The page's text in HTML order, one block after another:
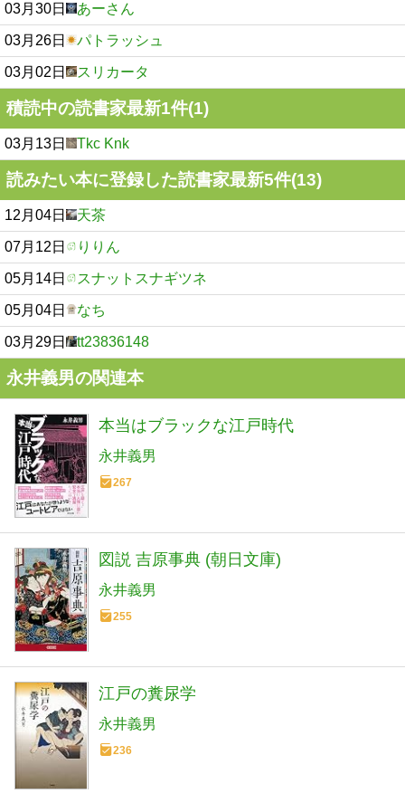
03月30日 あーさん
03月26日 パトラッシュ
03月02日 スリカータ
積読中の読書家最新1件(1)
03月13日 Tkc Knk
読みたい本に登録した読書家最新5件(13)
12月04日 天茶
07月12日 りりん
05月14日 スナットスナギツネ
05月04日 なち
03月29日 tt23836148
永井義男の関連本
本当はブラックな江戸時代
永井義男
267
図説 吉原事典 (朝日文庫)
永井義男
255
江戸の糞尿学
永井義男
236